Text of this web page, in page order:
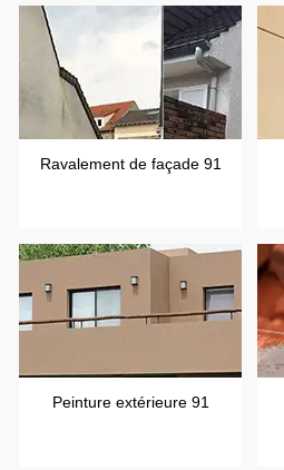
Ravalement de façade 91
Peinture extérieure 91